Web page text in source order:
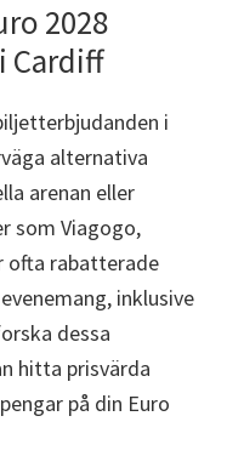
2028
Cardiff
i
alternativa
arenan eller
som Viagogo,
ofta rabatterade
inklusive
dessa
hitta prisvärda
på din Euro